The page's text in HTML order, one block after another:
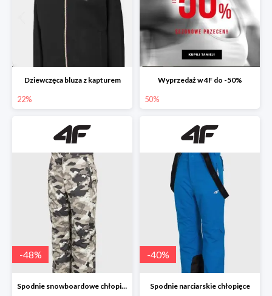
Dziewczęca bluza z kapturem
22%
Wyprzedaż w 4F do -50%
50%
-48%
Spodnie snowboardowe chłopięce
-40%
Spodnie narciarskie chłopięce